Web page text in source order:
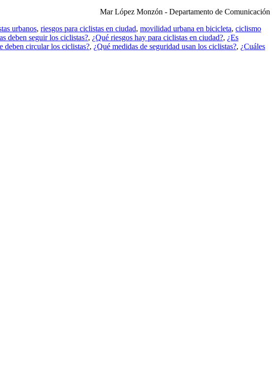
Mar López Monzón - Departamento de Comunicación
urbanos, riesgos para ciclistas en ciudad, movilidad urbana en bicicleta, ciclismo
deben seguir los ciclistas?, ¿Qué riesgos hay para ciclistas en ciudad?, ¿Es
deben circular los ciclistas?, ¿Qué medidas de seguridad usan los ciclistas?, ¿Cuáles